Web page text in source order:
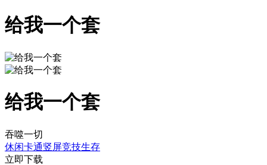
给我一个套
给我一个套
吞噬一切
休闲卡通竖屏竞技生存
立即下载